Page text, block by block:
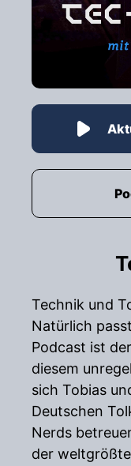
Technik und
Natürlich
Podcast ist
diesem
sich Tobias
Deutschen
Nerds
der